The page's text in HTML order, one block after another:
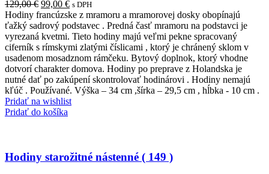
129,00€ Pôvodná
cena
bola:
129,00 €.
99,00 €Aktuálna
cena
je:
99,00 €.
s DPH
Hodiny francúzske z mramoru a mramorovej dosky obopínajú
ťažký sadrový podstavec . Predná časť mramoru na podstavci je
vyrezaná kvetmi. Tieto hodiny majú veľmi pekne spracovaný
ciferník s rímskymi zlatými číslicami , ktorý je chránený sklom v
usadenom mosadznom rámčeku. Bytový doplnok, ktorý vhodne
dotvorí charakter domova. Hodiny po preprave z Holandska je
nutné dať po zakúpení skontrolovať hodinárovi . Hodiny nemajú
kľúč . Používané. Výška – 34 cm ,šírka – 29,5 cm , hĺbka - 10 cm .
Pridať na wishlist
Pridať do košíka
Hodiny starožitné nástenné ( 149 )